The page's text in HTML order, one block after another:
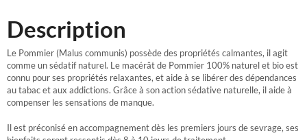
Description
Le Pommier (Malus communis) possède des propriétés calmantes, il agit
comme un sédatif naturel. Le macérât de Pommier 100% naturel et bio est
connu pour ses propriétés relaxantes, et aide à se libérer des dépendances
au tabac et aux addictions. Grâce à son action sédative naturelle, il aide à
compenser les sensations de manque.
Il est préconisé en accompagnement dès les premiers jours de sevrage, ses